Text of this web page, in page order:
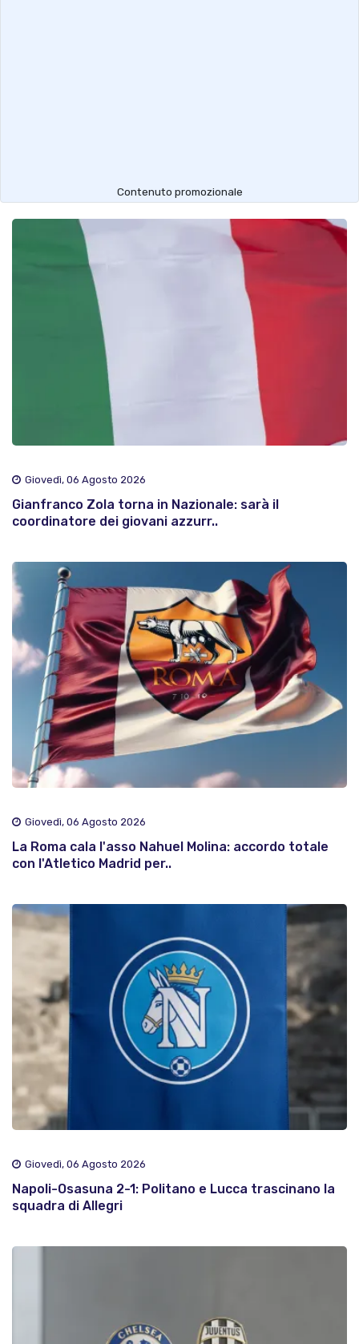
Contenuto promozionale
Giovedì, 06 Agosto 2026
Gianfranco Zola torna in Nazionale: sarà il
coordinatore dei giovani azzurr..
Giovedì, 06 Agosto 2026
La Roma cala l'asso Nahuel Molina: accordo totale
con l'Atletico Madrid per..
Giovedì, 06 Agosto 2026
Napoli-Osasuna 2-1: Politano e Lucca trascinano la
squadra di Allegri